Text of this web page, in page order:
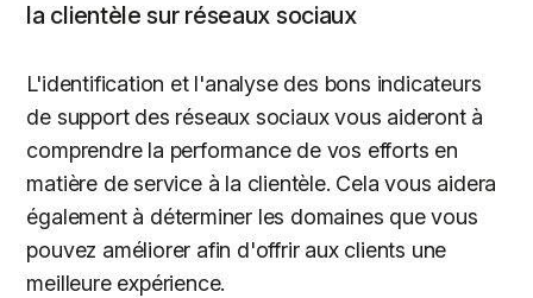
la clientèle sur réseaux sociaux
L'identification et l'analyse des bons indicateurs
de support des réseaux sociaux vous aideront à
comprendre la performance de vos efforts en
matière de service à la clientèle. Cela vous aidera
également à déterminer les domaines que vous
pouvez améliorer afin d'offrir aux clients une
meilleure expérience.